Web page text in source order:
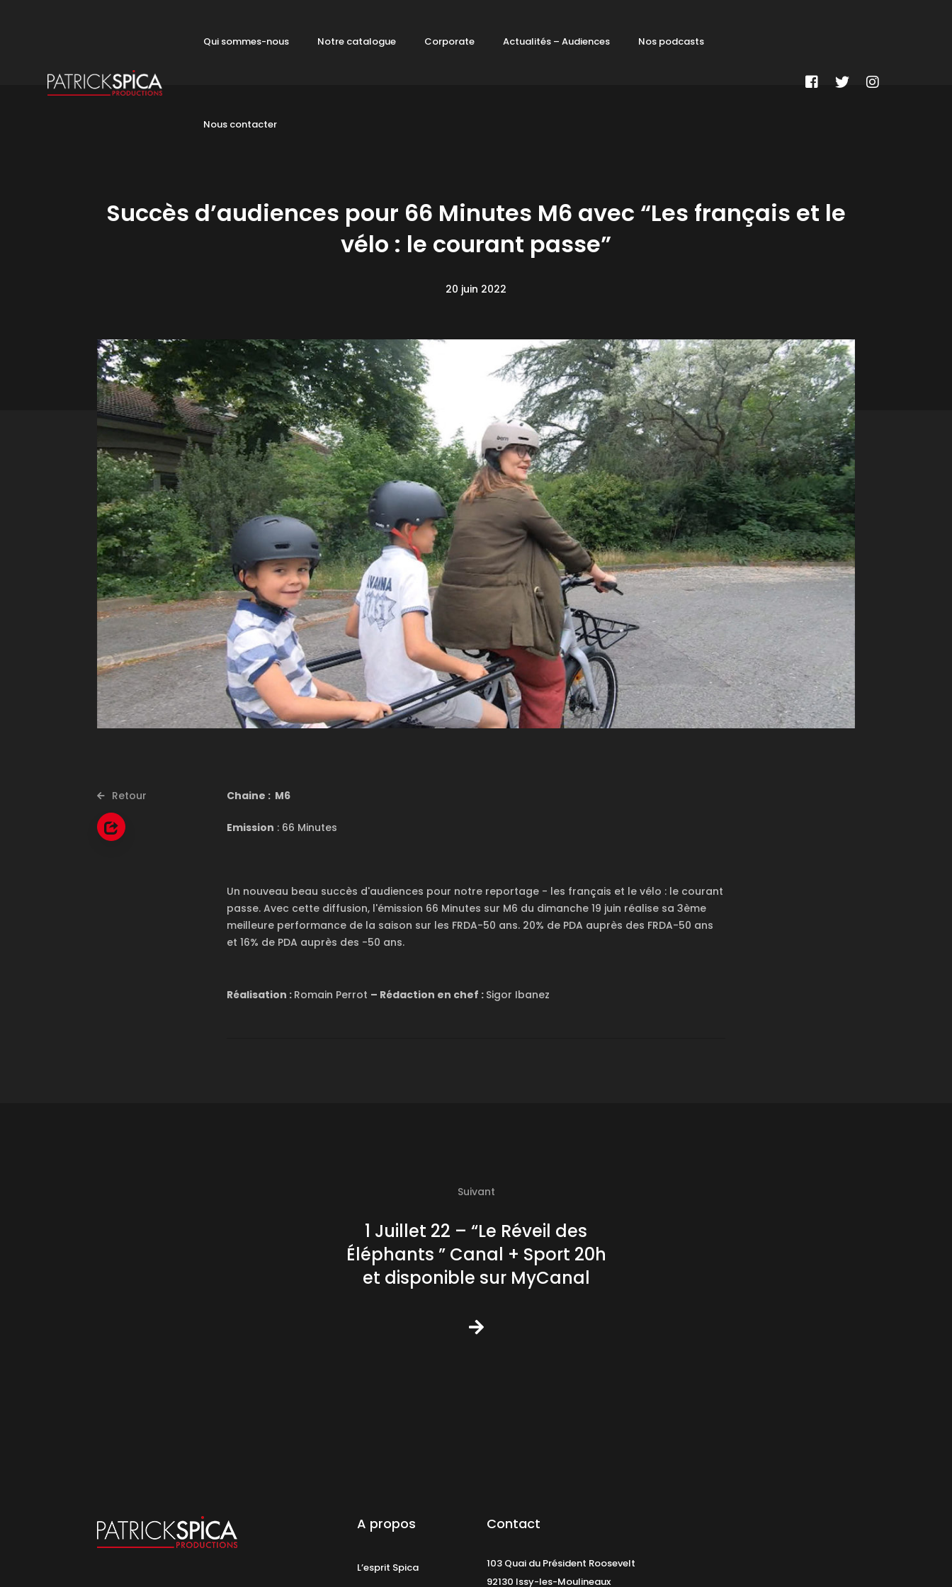
Qui sommes-nous Notre catalogue Corporate Actualités – Audiences Nos podcasts
Nous contacter
Succès d’audiences pour 66 Minutes M6 avec “Les français et le
vélo : le courant passe”
20 juin 2022
Retour Chaine : M6
Emission : 66 Minutes
Un nouveau beau succès d'audiences pour notre reportage - les français et le vélo : le courant
passe. Avec cette diffusion, l'émission 66 Minutes sur M6 du dimanche 19 juin réalise sa 3ème
meilleure performance de la saison sur les FRDA-50 ans. 20% de PDA auprès des FRDA-50 ans
et 16% de PDA auprès des -50 ans.
Réalisation : Romain Perrot – Rédaction en chef : Sigor Ibanez
Suivant
1 Juillet 22 – “Le Réveil des
Éléphants ” Canal + Sport 20h
et disponible sur MyCanal
A propos
L’esprit Spica
Contact
103 Quai du Président Roosevelt
92130 Issy-les-Moulineaux